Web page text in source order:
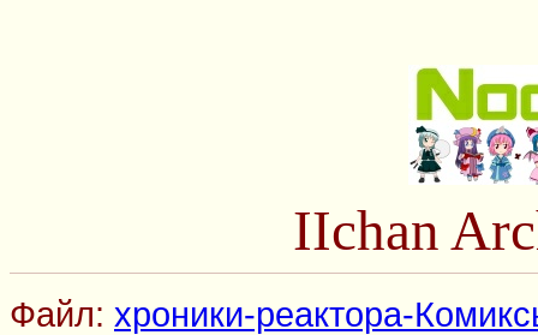
IIchan
Файл: хроники-реактора-